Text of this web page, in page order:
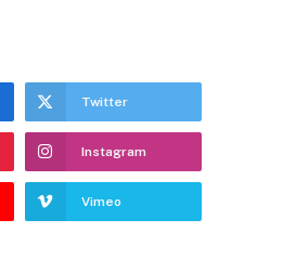
Twitter
Instagram
Vimeo